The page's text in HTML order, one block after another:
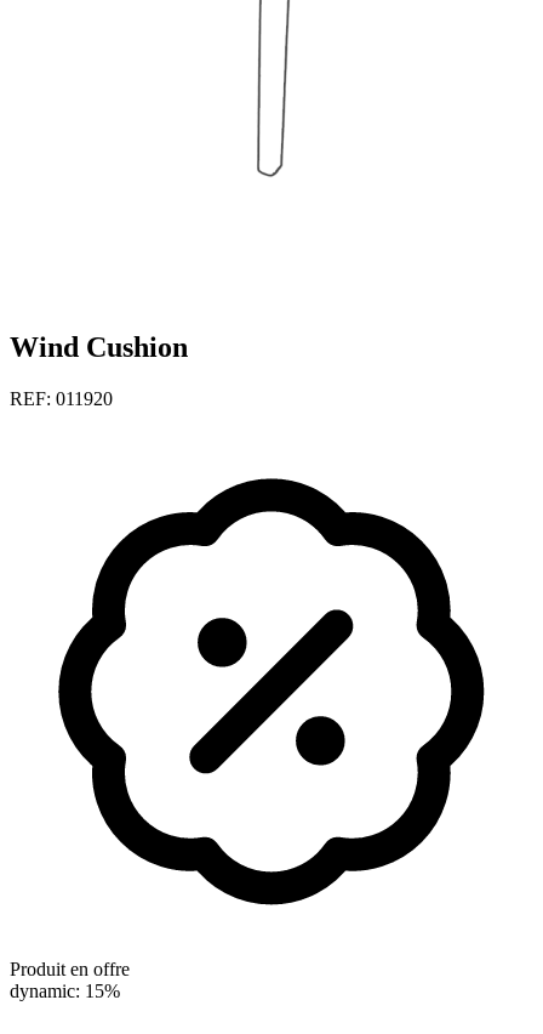
Wind Cushion
REF: 011920
Produit en offre
dynamic: 15%